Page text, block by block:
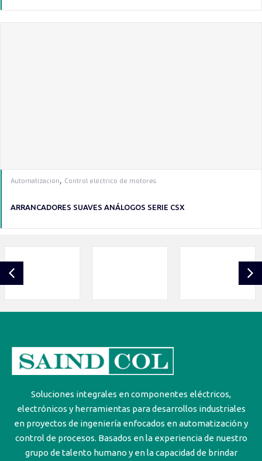
Automatización, Control eléctrico de motores
ARRANCADORES SUAVES ANÁLOGOS SERIE CSX
Soluciones integrales en componentes eléctricos,
electrónicos y herramientas para desarrollos industriales
en proyectos de ingeniería enfocados en automatización y
control de procesos. Basados en la experiencia de nuestro
grupo de talento humano y en la capacidad de brindar